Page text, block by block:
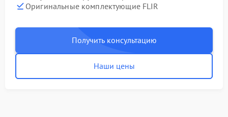
Оригинальные комплектующие FLIR
Получить консультацию
Наши цены